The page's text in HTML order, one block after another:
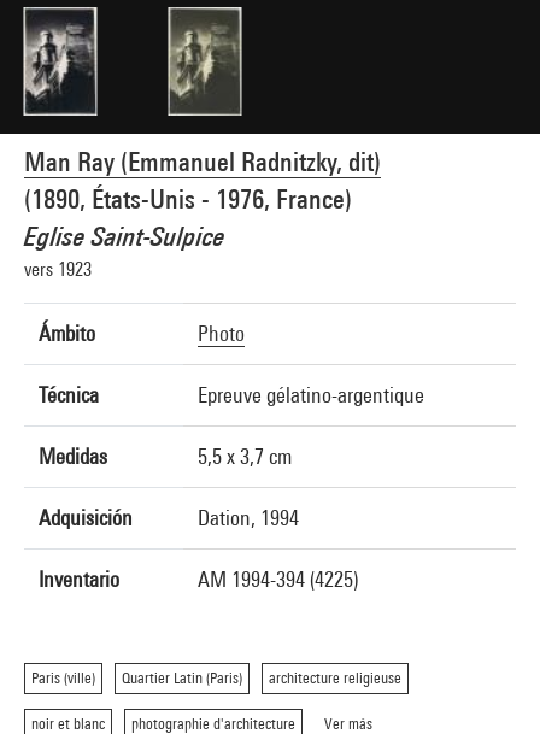
Man Ray (Emmanuel Radnitzky, dit)
(1890, États-Unis - 1976, France)
Eglise Saint-Sulpice
vers 1923
Ámbito Photo
Técnica Epreuve gélatino-argentique
Medidas 5,5 x 3,7 cm
Adquisición Dation, 1994
Inventario AM 1994-394 (4225)
Paris (ville) Quartier Latin (Paris) architecture religieuse
noir et blanc photographie d'architecture Ver más
Créditos fotográficos : Centre Pompidou, MNAM-CCI/Bertrand Prévost/Dist.
GrandPalaisRmn
Referencia de la imagen : 4R00710 [1998 CX 1073]